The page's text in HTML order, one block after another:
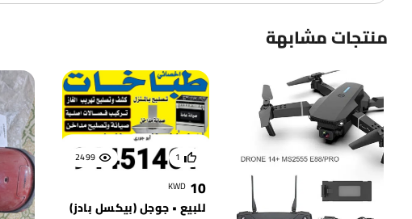
منتجات مشابهة
2499 1
10
KWD
للبيع • جوجل (بيكسل بادز)